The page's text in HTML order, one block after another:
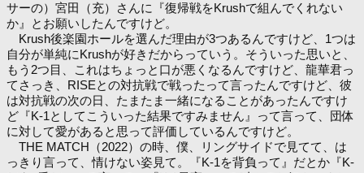
サーの）宮田（充）さんに『復帰戦をKrushで組んでくれない
か』とお願いしたんですけど。
Krush後楽園ホールを選んだ理由が3つあるんですけど、1つは
自分が単純にKrushが好きだからっていう。そういった思いと、
もう2つ目、これはちょっと口が悪くなるんですけど、龍華君っ
てさっき、RISEとの対抗戦で戦ったって言ったんですけど、彼
は対抗戦の次の日、たまたま一緒になることがあったんですけ
ど『K-1としてこういった結果ですみません』って言って、団体
に対して愛があると思って評価しているんですけど。
THE MATCH（2022）の時、僕、リングサイドで見てて、は
っきり言って、情けない姿見て。『K-1を背負って』だとか『K-